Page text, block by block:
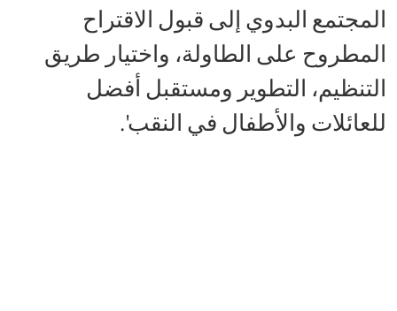
المجتمع البدوي إلى قبول الاقتراح
المطروح على الطاولة، واختيار طريق
التنظيم، التطوير ومستقبل أفضل
للعائلات والأطفال في النقب'.